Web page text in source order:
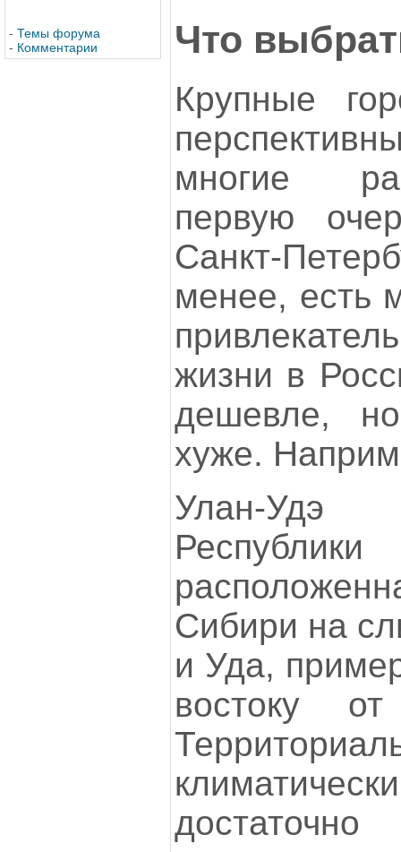
- Темы форума
- Комментарии Что
Крупные
многие
первую
Санкт-
менее, есть
жизни в
дешевле,
хуже.
Улан-
Сибири на
и Уда,
востоку
достаточно